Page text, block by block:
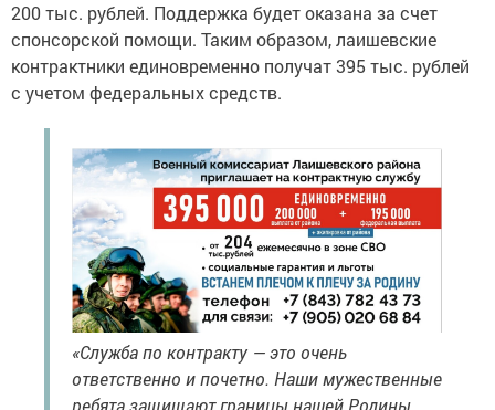
200 тыс. рублей. Поддержка будет оказана за счет
спонсорской помощи. Таким образом, лаишевские
контрактники единовременно получат 395 тыс. рублей
с учетом федеральных средств.
«Служба по контракту — это очень
ответственно и почетно. Наши мужественные